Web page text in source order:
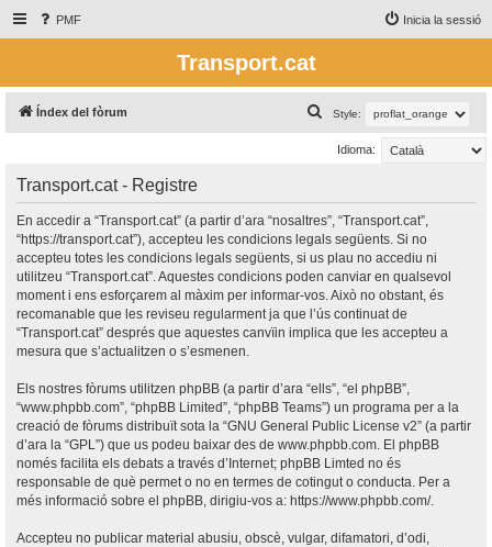
PMF Inicia la sessió
Transport.cat
Índex del fòrum Style:
e
a
Idioma:
Transport.cat - Registre
En accedir a “Transport.cat” (a partir d’ara “nosaltres”, “Transport.cat”,
“https://transport.cat”), accepteu les condicions legals següents. Si no
accepteu totes les condicions legals següents, si us plau no accediu ni
utilitzeu “Transport.cat”. Aquestes condicions poden canviar en qualsevol
moment i ens esforçarem al màxim per informar-vos. Això no obstant, és
recomanable que les reviseu regularment ja que l’ús continuat de
“Transport.cat” després que aquestes canvïin implica que les accepteu a
mesura que s’actualitzen o s’esmenen.
Els nostres fòrums utilitzen phpBB (a partir d’ara “ells”, “el phpBB”,
“www.phpbb.com”, “phpBB Limited”, “phpBB Teams”) un programa per a la
creació de fòrums distribuït sota la “GNU General Public License v2” (a partir
d’ara la “GPL”) que us podeu baixar des de www.phpbb.com . El phpBB
només facilita els debats a través d’Internet; phpBB Limted no és
responsable de què permet o no en termes de cotingut o conducta. Per a
més informació sobre el phpBB, dirigiu-vos a: https://www.phpbb.com/.
Accepteu no publicar material abusiu, obscè, vulgar, difamatori, d’odi,